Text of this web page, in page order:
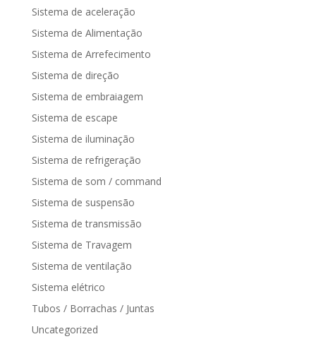
Sistema de aceleração
Sistema de Alimentação
Sistema de Arrefecimento
Sistema de direção
Sistema de embraiagem
Sistema de escape
Sistema de iluminação
Sistema de refrigeração
Sistema de som / command
Sistema de suspensão
Sistema de transmissão
Sistema de Travagem
Sistema de ventilação
Sistema elétrico
Tubos / Borrachas / Juntas
Uncategorized